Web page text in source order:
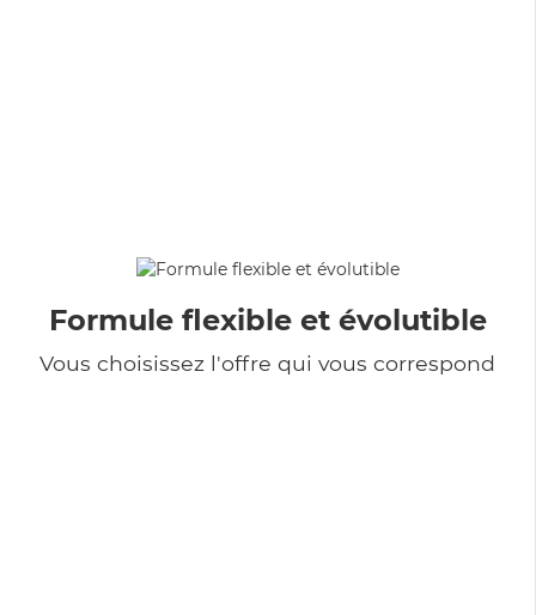
Formule flexible et évolutible
Vous choisissez l'offre qui vous correspond